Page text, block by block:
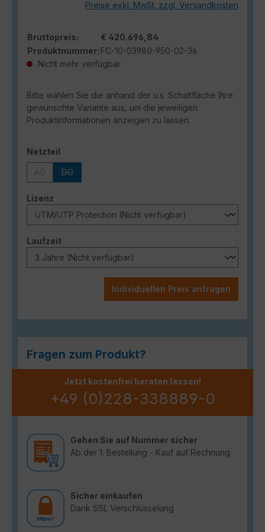
Preise exkl. MwSt. zzgl. Versandkosten
Bruttopreis:
€ 420.696,84
Produktnummer: FC-10-03980-950-02-36
Nicht mehr verfügbar
Bitte wählen Sie die anhand der u.s. Schaltfläche Ihre
gewünschte Variante aus, um die jeweiligen
Produktinformationen anzeigen zu lassen.
Netzteil
DC
Lizenz
Laufzeitauswählen
Individuellen Preis anfragen
Fragen zum Produkt?
Jetzt kostenfrei beraten lassen!
+49 (0)228-338889-0
Gehen Sie auf Nummer sicher
Ab der 1. Bestellung - Kauf auf Rechnung
Sicher einkaufen
Dank SSL Verschlüsselung